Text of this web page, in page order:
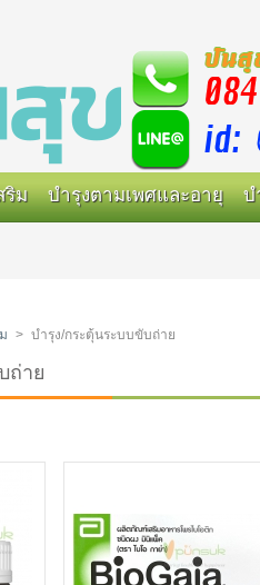
ริม บำรุงตามเพศและอายุ บ
> บำรุง/กระตุ้นระบบขับถ่าย
ถ่าย